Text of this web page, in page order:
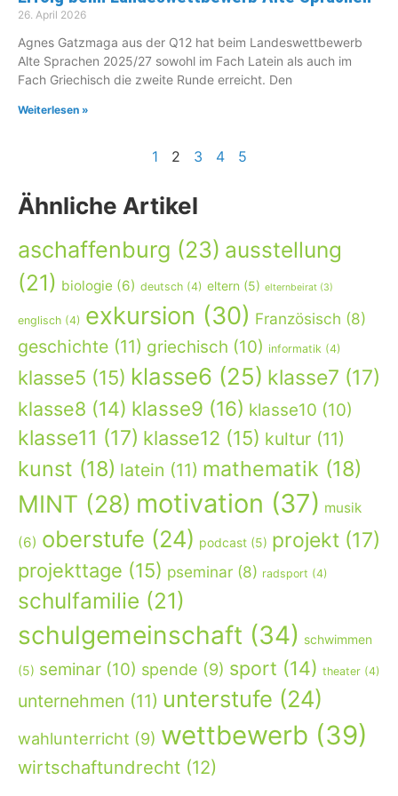
26. April 2026
Agnes Gatzmaga aus der Q12 hat beim Landeswettbewerb
Alte Sprachen 2025/27 sowohl im Fach Latein als auch im
Fach Griechisch die zweite Runde erreicht. Den
Weiterlesen »
1 2 3 4 5
Ähnliche Artikel
aschaffenburg (23) ausstellung
(21) biologie (6) deutsch (4) eltern (5) elternbeirat (3)
englisch (4) exkursion (30) Französisch (8)
geschichte (11) griechisch (10) informatik (4)
klasse5 (15) klasse6 (25) klasse7 (17)
klasse8 (14) klasse9 (16) klasse10 (10)
klasse11 (17) klasse12 (15) kultur (11)
kunst (18) latein (11) mathematik (18)
MINT (28) motivation (37) musik
(6) oberstufe (24) podcast (5) projekt (17)
projekttage (15) pseminar (8) radsport (4)
schulfamilie (21)
schulgemeinschaft (34) schwimmen
(5) seminar (10) spende (9) sport (14) theater (4)
unternehmen (11) unterstufe (24)
wahlunterricht (9) wettbewerb (39)
wirtschaftundrecht (12)